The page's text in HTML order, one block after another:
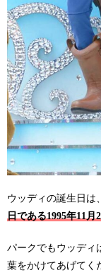
ウッディの誕生日は、
日である1995年11月
パークでもウッディ
葉をかけてあげてく